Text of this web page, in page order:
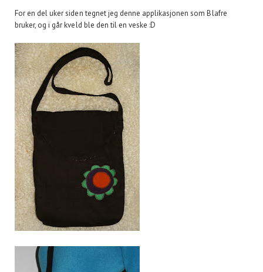
For en del uker siden tegnet jeg denne applikasjonen som Blafre
bruker, og i går kveld ble den til en veske :D